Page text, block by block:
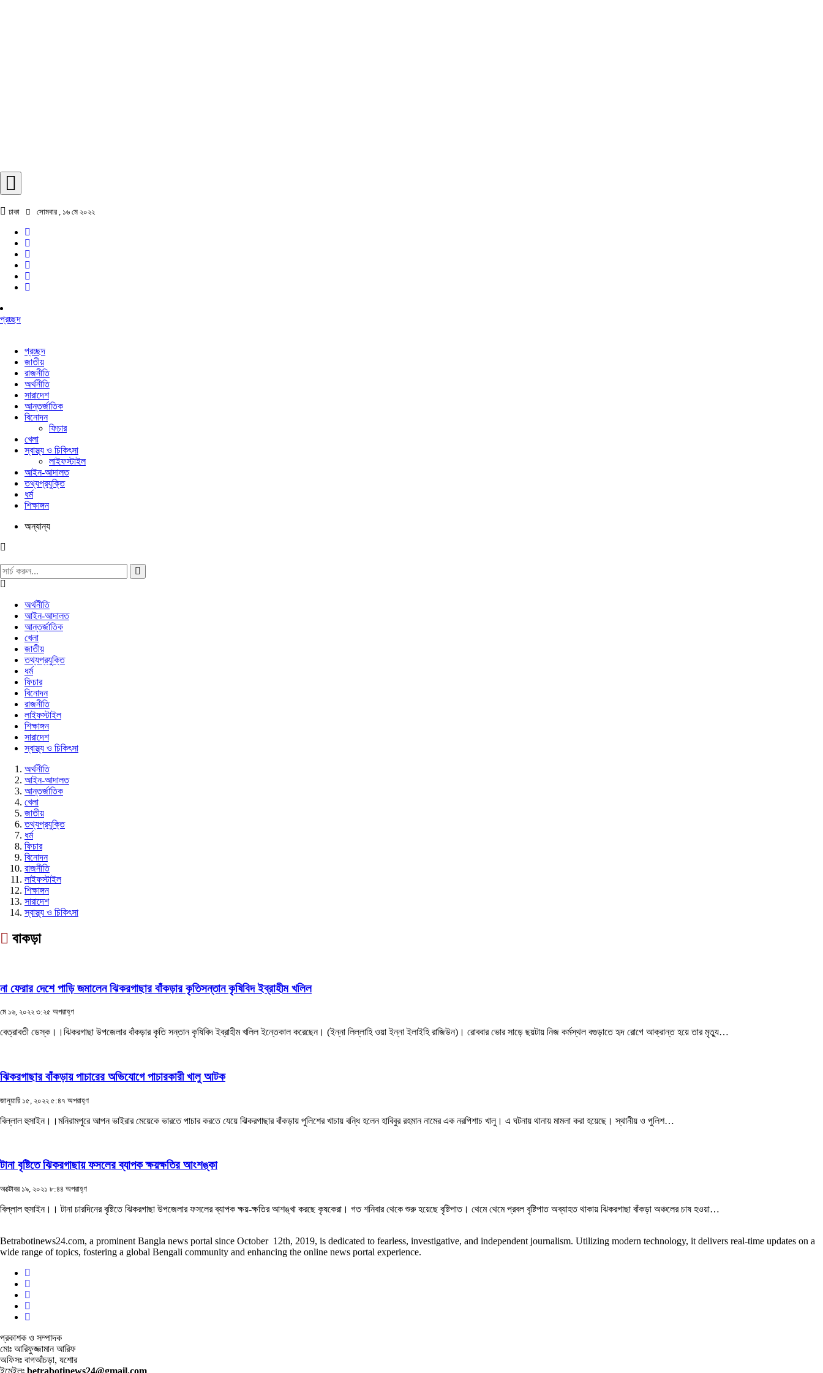
ঢাকা সোমবার , ১৬ মে ২০২২
প্রচ্ছদ
প্রচ্ছদ
জাতীয়
রাজনীতি
অর্থনীতি
সারাদেশ
আন্তর্জাতিক
বিনোদন
ফিচার
খেলা
স্বাস্থ্য ও চিকিৎসা
লাইফস্টাইল
আইন-আদালত
তথ্যপ্রযুক্তি
ধর্ম
শিক্ষাঙ্গন
অন্যান্য
অর্থনীতি
আইন-আদালত
আন্তর্জাতিক
খেলা
জাতীয়
তথ্যপ্রযুক্তি
ধর্ম
ফিচার
বিনোদন
রাজনীতি
লাইফস্টাইল
শিক্ষাঙ্গন
সারাদেশ
স্বাস্থ্য ও চিকিৎসা
অর্থনীতি
আইন-আদালত
আন্তর্জাতিক
খেলা
জাতীয়
তথ্যপ্রযুক্তি
ধর্ম
ফিচার
বিনোদন
রাজনীতি
লাইফস্টাইল
শিক্ষাঙ্গন
সারাদেশ
স্বাস্থ্য ও চিকিৎসা
বাকড়া
না ফেরার দেশে পাড়ি জমালেন ঝিকরগাছার বাঁকড়ার কৃতিসন্তান কৃষিবিদ ইব্রাহীম খলিল
মে ১৬, ২০২২ ৩:২৫ অপরাহ্ণ
বেত্রাবতী ডেস্ক।।ঝিকরগাছা উপজেলার বাঁকড়ার কৃতি সন্তান কৃষিবিদ ইব্রাহীম খলিল ইন্তেকাল করেছেন। (ইন্না লিল্লাহি ওয়া ইন্না ইলাইহি রাজিউন)। রোববার ভোর সাড়ে ছয়টায় নিজ কর্মস্থল বগুড়াতে হৃদ রোগে আক্রান্ত হয়ে তার মৃত্যু…
ঝিকরগাছার বাঁকড়ায় পাচারের অভিযোগে পাচারকারী খালু আটক
জানুয়ারি ১৫, ২০২২ ৫:৪৭ অপরাহ্ণ
বিল্লাল হুসাইন।।মনিরামপুরে আপন ভাইরার মেয়েকে ভারতে পাচার করতে যেয়ে ঝিকরগাছার বাঁকড়ায় পুলিশের খাচায় বন্ধি হলেন হাবিবুর রহমান নামের এক নরপিশাচ খালু। এ ঘটনায় থানায় মামলা করা হয়েছে। স্থানীয় ও পুলিশ…
টানা বৃষ্টিতে ঝিকরগাছায় ফসলের ব্যাপক ক্ষয়ক্ষতির আংশঙ্কা
অক্টোবর ১৯, ২০২১ ৮:৪৪ অপরাহ্ণ
বিল্লাল হুসাইন।। টানা চারদিনের বৃষ্টিতে ঝিকরগাছা উপজেলার ফসলের ব্যাপক ক্ষয়-ক্ষতির আশঙ্খা করছে কৃষকেরা। গত শনিবার থেকে শুরু হয়েছে বৃষ্টিপাত। থেমে থেমে প্রবল বৃষ্টিপাত অব্যাহত থাকায় ঝিকরগাছা বাঁকড়া অঞ্চলের চাষ হওয়া…
Betrabotinews24.com, a prominent Bangla news portal since October 12th, 2019, is dedicated to fearless, investigative, and independent journalism. Utilizing modern technology, it delivers real-time updates on a
wide range of topics, fostering a global Bengali community and enhancing the online news portal experience.
প্রকাশক ও সম্পাদক
মোঃ আরিফুজ্জামান আরিফ
অফিসঃ বাগআঁচড়া, যশোর